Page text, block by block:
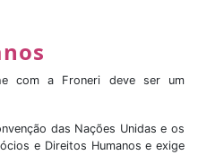
com a Froneri deve ser um
das Nações Unidas e os
e Direitos Humanos e exige